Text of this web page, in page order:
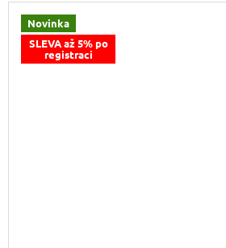
Novinka
SLEVA až 5% po
registraci